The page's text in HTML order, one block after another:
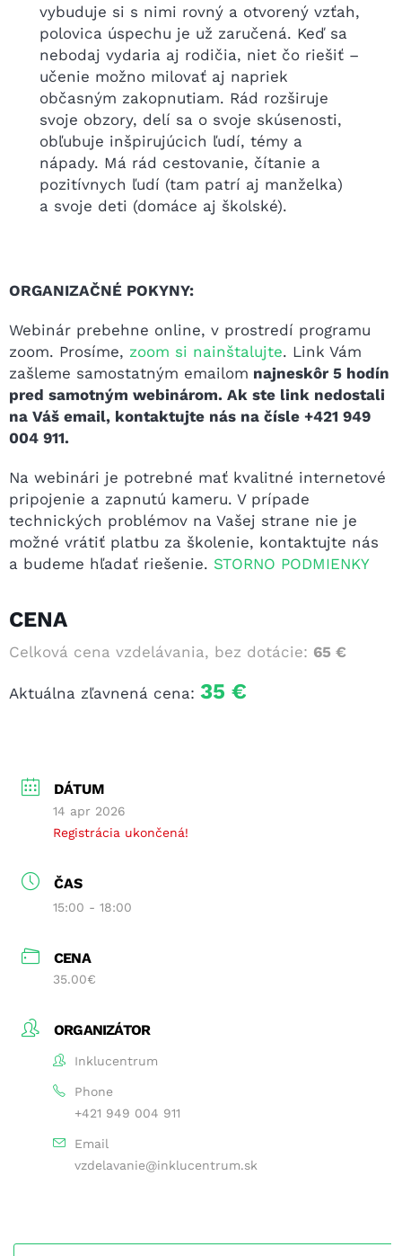
vybuduje si s nimi rovný a otvorený vzťah,
polovica úspechu je už zaručená. Keď sa
nebodaj vydaria aj rodičia, niet čo riešiť –
učenie možno milovať aj napriek
občasným zakopnutiam. Rád rozširuje
svoje obzory, delí sa o svoje skúsenosti,
obľubuje inšpirujúcich ľudí, témy a
nápady. Má rád cestovanie, čítanie a
pozitívnych ľudí (tam patrí aj manželka)
a svoje deti (domáce aj školské).
ORGANIZAČNÉ POKYNY:
Webinár prebehne online, v prostredí programu
zoom. Prosíme, zoom si nainštalujte. Link Vám
zašleme samostatným emailom najneskôr 5 hodín
pred samotným webinárom. Ak ste link nedostali
na Váš email, kontaktujte nás na čísle +421 949
004 911.
Na webinári je potrebné mať kvalitné internetové
pripojenie a zapnutú kameru. V prípade
technických problémov na Vašej strane nie je
možné vrátiť platbu za školenie, kontaktujte nás
a budeme hľadať riešenie. STORNO PODMIENKY
CENA
Celková cena vzdelávania, bez dotácie: 65 €
Aktuálna zľavnená cena: 35 €
DÁTUM
14 apr 2026
Registrácia ukončená!
ČAS
15:00 - 18:00
CENA
35.00€
ORGANIZÁTOR
Inklucentrum
Phone
+421 949 004 911
Email
vzdelavanie@inklucentrum.sk